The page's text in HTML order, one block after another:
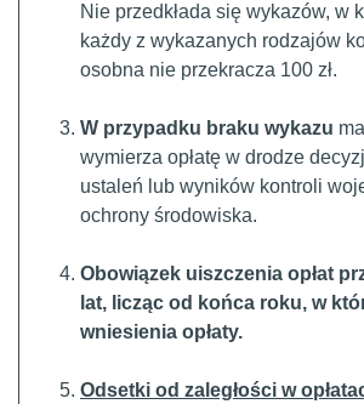
Nie przedkłada się wykazów, w
każdy z wykazanych rodzajów
osobna nie przekracza 100 zł.
W przypadku braku wykazu
wymierza opłatę w drodze
ustaleń lub wyników kontroli
ochrony środowiska.
Obowiązek uiszczenia opłat
lat, licząc od końca roku, w
wniesienia opłaty.
Odsetki od zaległości w